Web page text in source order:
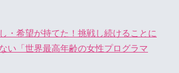
・希望が持てた！挑戦し続けることに
い「世界最高年齢の女性プログラマ